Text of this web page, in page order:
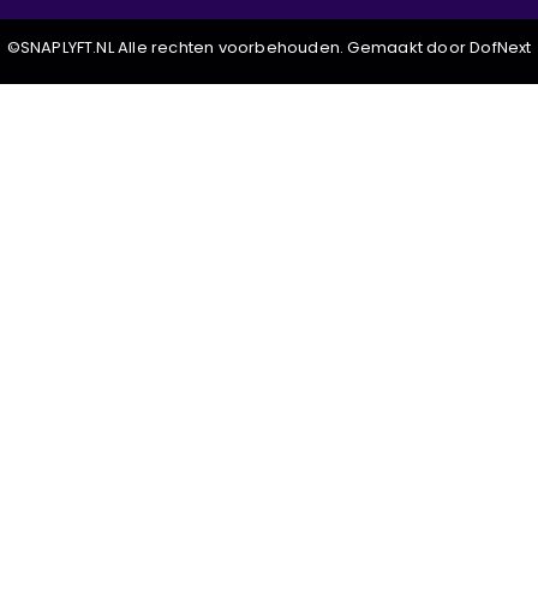
©SNAPLYFT.NL Alle rechten voorbehouden. Gemaakt door DofNext